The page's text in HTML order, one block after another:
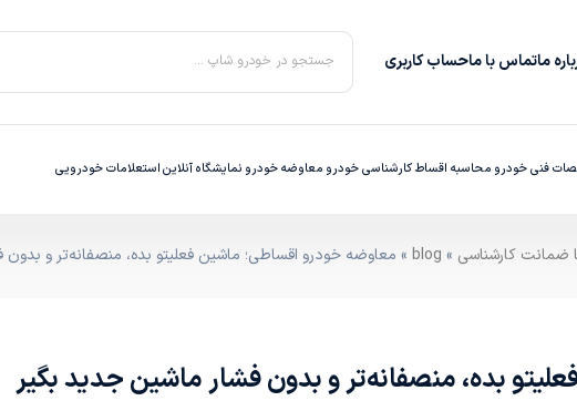
ماتماس با ماحساب کاربری جستجو در خودرو شاپ ...
فنی خودرو محاسبه اقساطکارشناسی خودرو معاوضه خودرو نمایشگاه آنلایناستعلامات خودرویی
»
blog » معاوضه خودرو اقساطی؛ ماشین فعلیتو بده، منصفانه‌تر و
بده، منصفانه‌تر و بدون فشار ماشین جدید بگیر